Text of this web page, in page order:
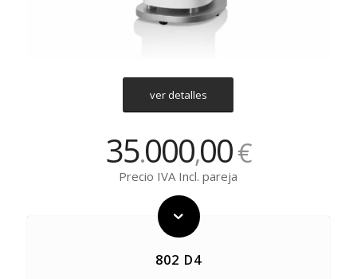
ver detalles
35.000,00€
Precio IVA Incl. pareja
802 D4